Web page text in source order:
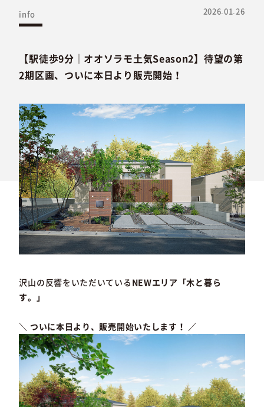
info 2026.01.26
【駅徒歩9分｜オオソラモ土気Season2】待望の第
2期区画、ついに本日より販売開始！
沢山の反響をいただいている NEWエリア「木と暮ら
す。」
＼ ついに本日より、販売開始いたします！ ／